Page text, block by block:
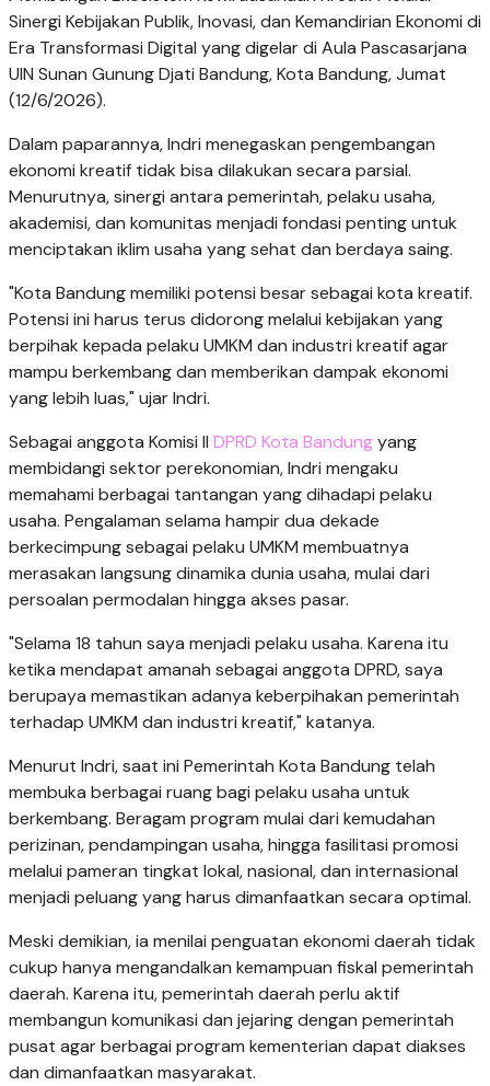
Sinergi Kebijakan Publik, Inovasi, dan Kemandirian Ekonomi di
Era Transformasi Digital yang digelar di Aula Pascasarjana
UIN Sunan Gunung Djati Bandung, Kota Bandung, Jumat
(12/6/2026).
Dalam paparannya, Indri menegaskan pengembangan
ekonomi kreatif tidak bisa dilakukan secara parsial.
Menurutnya, sinergi antara pemerintah, pelaku usaha,
akademisi, dan komunitas menjadi fondasi penting untuk
menciptakan iklim usaha yang sehat dan berdaya saing.
"Kota Bandung memiliki potensi besar sebagai kota kreatif.
Potensi ini harus terus didorong melalui kebijakan yang
berpihak kepada pelaku UMKM dan industri kreatif agar
mampu berkembang dan memberikan dampak ekonomi
yang lebih luas," ujar Indri.
Sebagai anggota Komisi II DPRD Kota Bandungyang
membidangi sektor perekonomian, Indri mengaku
memahami berbagai tantangan yang dihadapi pelaku
usaha. Pengalaman selama hampir dua dekade
berkecimpung sebagai pelaku UMKM membuatnya
merasakan langsung dinamika dunia usaha, mulai dari
persoalan permodalan hingga akses pasar.
"Selama 18 tahun saya menjadi pelaku usaha. Karena itu
ketika mendapat amanah sebagai anggota DPRD, saya
berupaya memastikan adanya keberpihakan pemerintah
terhadap UMKM dan industri kreatif," katanya.
Menurut Indri, saat ini Pemerintah Kota Bandung telah
membuka berbagai ruang bagi pelaku usaha untuk
berkembang. Beragam program mulai dari kemudahan
perizinan, pendampingan usaha, hingga fasilitasi promosi
melalui pameran tingkat lokal, nasional, dan internasional
menjadi peluang yang harus dimanfaatkan secara optimal.
Meski demikian, ia menilai penguatan ekonomi daerah tidak
cukup hanya mengandalkan kemampuan fiskal pemerintah
daerah. Karena itu, pemerintah daerah perlu aktif
membangun komunikasi dan jejaring dengan pemerintah
pusat agar berbagai program kementerian dapat diakses
dan dimanfaatkan masyarakat.